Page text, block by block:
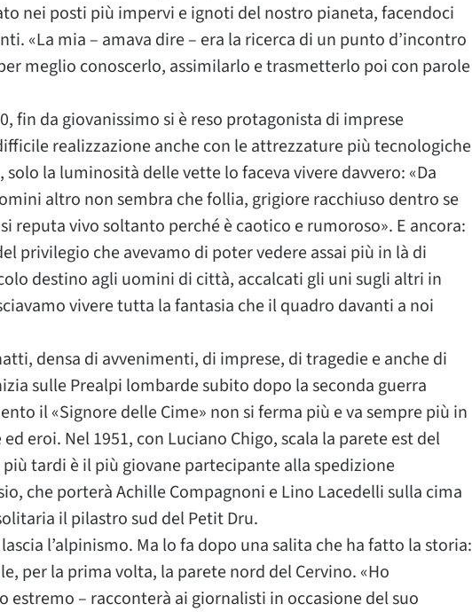
nei posti più impervi e ignoti del nostro pianeta, facendoci
«La mia – amava dire – era la ricerca di un punto d’incontro
meglio conoscerlo, assimilarlo e trasmetterlo poi con parole
fin da giovanissimo si è reso protagonista di imprese
realizzazione anche con le attrezzature più tecnologiche
la luminosità delle vette lo faceva vivere davvero: «Da
altro non sembra che follia, grigiore racchiuso dentro se
reputa vivo soltanto perché è caotico e rumoroso». E ancora:
privilegio che avevamo di poter vedere assai più in là di
destino agli uomini di città, accalcati gli uni sugli altri in
vivere tutta la fantasia che il quadro davanti a noi
densa di avvenimenti, di imprese, di tragedie e anche di
sulle Prealpi lombarde subito dopo la seconda guerra
il «Signore delle Cime» non si ferma più e va sempre più in
eroi. Nel 1951, con Luciano Chigo, scala la parete est del
più tardi è il più giovane partecipante alla spedizione
che porterà Achille Compagnoni e Lino Lacedelli sulla cima
il pilastro sud del Petit Dru.
l’alpinismo. Ma lo fa dopo una salita che ha fatto la storia:
per la prima volta, la parete nord del Cervino. «Ho
estremo – racconterà ai giornalisti in occasione del suo